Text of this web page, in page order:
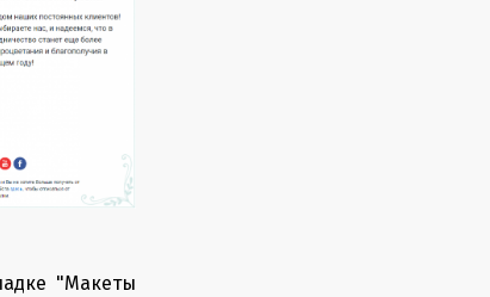
"Макеты